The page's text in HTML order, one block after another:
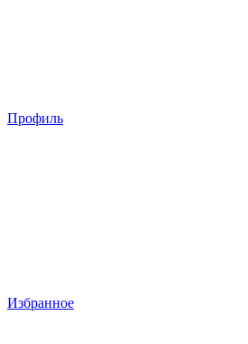
Профиль
Избранное